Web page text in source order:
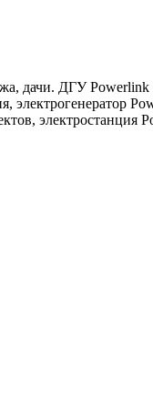
дачи. ДГУ
электрогенератор
электростанция